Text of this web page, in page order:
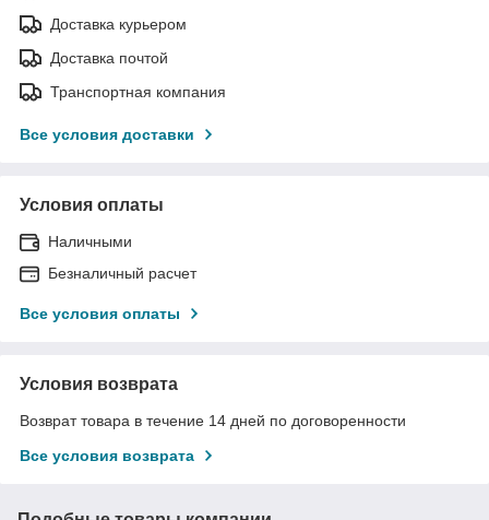
Доставка курьером
Доставка почтой
Транспортная компания
Все условия доставки
Условия оплаты
Наличными
Безналичный расчет
Все условия оплаты
Условия возврата
Возврат товара в течение 14 дней по договоренности
Все условия возврата